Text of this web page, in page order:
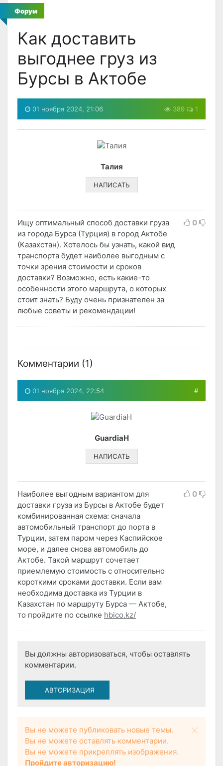
Форум
Как доставить
выгоднее груз из
Бурсы в Актобе
01 ноября 2024, 21:06 389 1
Талия
НАПИСАТЬ
Ищу оптимальный способ доставки груза
из города Бурса (Турция) в город Актобе
(Казахстан). Хотелось бы узнать, какой вид
транспорта будет наиболее выгодным с
точки зрения стоимости и сроков
доставки? Возможно, есть какие-то
особенности этого маршрута, о которых
стоит знать? Буду очень признателен за
любые советы и рекомендации!
0
Комментарии (1)
01 ноября 2024, 22:54 #
GuardiaH
НАПИСАТЬ
Наиболее выгодным вариантом для
доставки груза из Бурсы в Актобе будет
комбинированная схема: сначала
автомобильный транспорт до порта в
Турции, затем паром через Каспийское
море, и далее снова автомобиль до
Актобе. Такой маршрут сочетает
приемлемую стоимость с относительно
короткими сроками доставки. Если вам
необходима доставка из Турции в
Казахстан по маршруту Бурса — Актобе,
то пройдите по ссылке hbico.kz/
0
Вы должны авторизоваться, чтобы оставлять
комментарии.
АВТОРИЗАЦИЯ
Вы не можете публиковать новые темы.
Вы не можете оставлять комментарии.
Вы не можете прикреплять изображения.
Пройдите авторизацию!